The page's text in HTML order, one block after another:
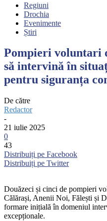
Regiuni
Drochia
Evenimente
Știri
Pompieri voluntari
să intervină în
pentru siguranța
De către
Redactor
-
21 iulie 2025
0
43
Distribuiți pe Facebook
Distribuiți pe Twitter
Douăzeci și cinci de pompieri
Călărași, Anenii Noi, Fălești și
formare inițială în domeniul
excepționale.